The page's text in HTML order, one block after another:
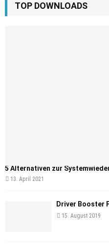
TOP DOWNLOADS
5 Alternativen zur
13. April 2021
Driver Booster
15. August 2019